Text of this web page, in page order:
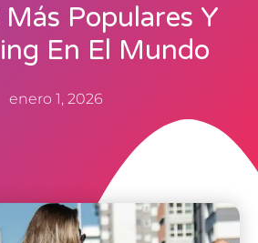
Populares Y
En El Mundo
enero 1, 2026